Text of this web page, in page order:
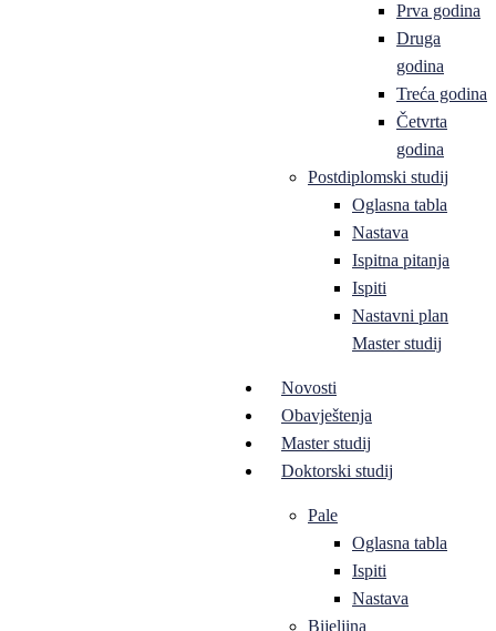
Prva godina
Druga
godina
Treća godina
Četvrta
godina
Postdiplomski studij
Oglasna tabla
Nastava
Ispitna pitanja
Ispiti
Nastavni plan
Master studij
Novosti
Obavještenja
Master studij
Doktorski studij
Pale
Oglasna tabla
Ispiti
Nastava
Bijeljina